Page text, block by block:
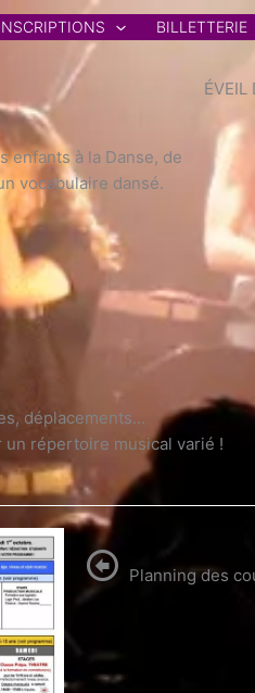
BILLETTERIE
ÉVEIL
enfants à la Danse, de
vocabulaire dansé.
déplacements...
répertoire musical varié !
Planning des